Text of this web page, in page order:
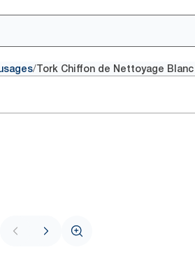
/Tork Chiffon de Nettoyage Blanc